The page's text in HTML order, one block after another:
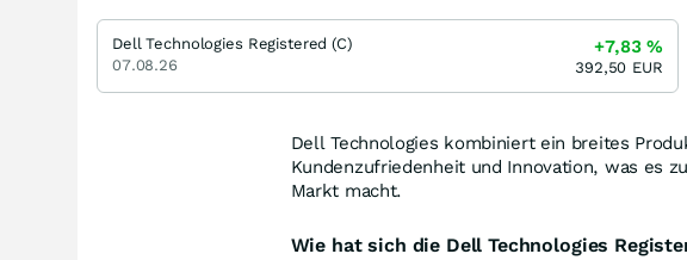
Dell Technologies kombiniert ein breites
Kundenzufriedenheit und Innovation, was es
Markt macht.
Wie hat sich die Dell Technologies
Dell Technologies Registered (C)
07.08.26
+7,83%
392,50 EUR